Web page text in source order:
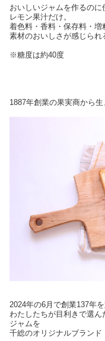
おいしいジャムを作るのに
レモン果汁だけ。
着色料・香料・保存料・増
素材のおいしさが感じられ
※糖度は約40度
1887年創業の果実商から
2024年の6月で創業137年
わたしたちが目利きで選
ジャムを
千総のオリジナルブランド